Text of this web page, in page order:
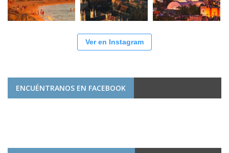
Ver en Instagram
ENCUÉNTRANOS EN FACEBOOK